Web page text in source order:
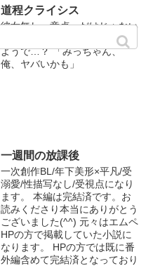
話です。 登場人物 佐倉 光 (サ
クラ ミツル) 高校2年生男子/春
色の瞳 成績は良いが運動が苦
手/音楽と美術が壊滅的 孤児院
育ちで色々な過去を持つ 大人
は勿論かけるし頭もいいし運動
もできる その生い立ちから佐
倉を気にかけている 生徒から
も人気のハイスペック先生 齋
藤 秋人 (サイトウ アキヒト) 主
人公と同じクラス/秋生まれ 身
長178/体重68 金髪黒目 勉強は
苦手/運動は得意 1年の時から佐
倉と仲良し 東雲とは従兄弟同
道程クライシス
彼女無し。童貞。だけじゃない
悩みが友人、ノリには最近ある
ようで…？ 「みっちゃん、
俺、ヤバいかも」
一週間の放課後
一次創作BL/年下美形×平凡/受
溺愛/性描写なし/受視点になり
ます。 本編は完結済です。お
読みくださり本当にありがとう
ございました(^^) 元々はエムペ
HPの方で掲載していた小説に
なります。 HPの方では既に番
外編含めて完結済となっており